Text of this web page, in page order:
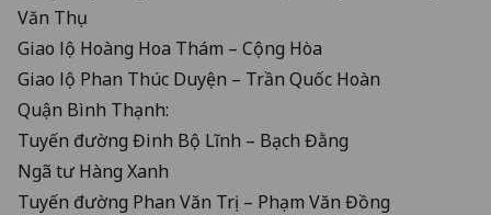
Văn Thụ
Giao lộ Hoàng Hoa Thám – Cộng Hòa
Giao lộ Phan Thúc Duyện – Trần Quốc Hoàn
Quận Bình Thạnh:
Tuyến đường Đinh Bộ Lĩnh – Bạch Đằng
Ngã tư Hàng Xanh
Tuyến đường Phan Văn Trị – Phạm Văn Đồng